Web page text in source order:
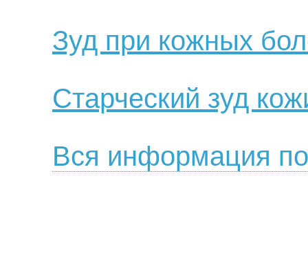
Зуд при кожных
Старческий зуд
Вся информация